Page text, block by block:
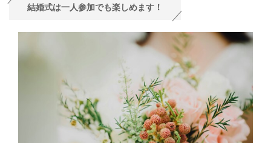
結婚式は一人参加でも楽しめます！